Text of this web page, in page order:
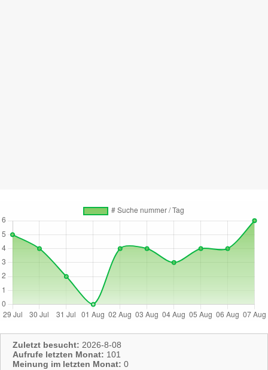
Zuletzt besucht: 2026-8-08
Aufrufe letzten Monat: 101
Meinung im letzten Monat: 0